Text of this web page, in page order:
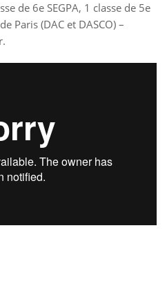
de 6e SEGPA, 1 classe de 5e
Paris (DAC et DASCO) –